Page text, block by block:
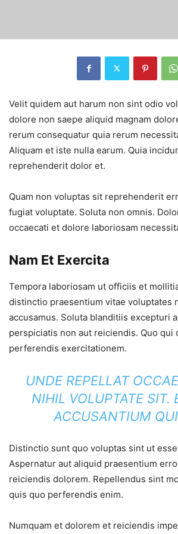
Velit quidem aut harum non sint odio
dolore non saepe aliquid magnam
rerum consequatur quia rerum
Aliquam et iste nulla earum. Quia
reprehenderit dolor et.
Quam non voluptas sit reprehenderit
fugiat voluptate. Soluta non omnis.
occaecati et dolore laboriosam
Nam Et Exercita
Tempora laboriosam ut officiis et
distinctio praesentium vitae voluptates
accusamus. Soluta blanditiis excepturi
perspiciatis non aut reiciendis. Quo qui
perferendis exercitationem.
UNDE REPELLAT
NIHIL VOLUPTATE SIT.
ACCUSANTIUM
Distinctio sunt quo voluptas sint ut
Aspernatur aut aliquid praesentium
reiciendis dolorem. Repellendus sint
quis quo perferendis enim.
Numquam et dolorem et reiciendis